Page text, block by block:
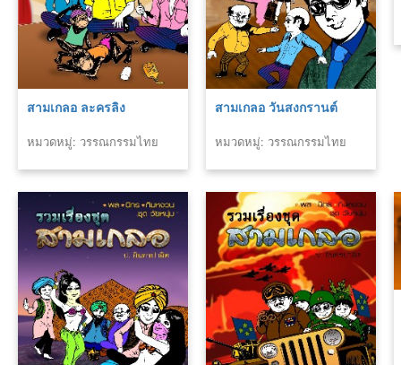
สามเกลอ ละครลิง
หมวดหมู่: วรรณกรรมไทย
สามเกลอ วันสงกรานต์
หมวดหมู่: วรรณกรรมไทย